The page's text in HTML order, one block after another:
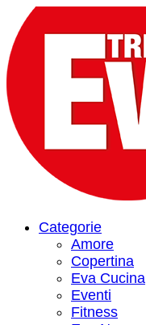
Categorie
Amore
Copertina
Eva Cucina
Eventi
Fitness